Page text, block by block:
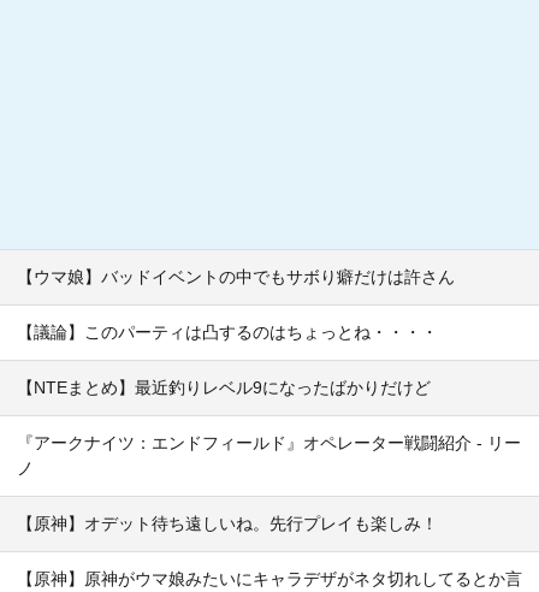
【ウマ娘】バッドイベントの中でもサボり癖だけは許さん
【議論】このパーティは凸するのはちょっとね・・・・
【NTEまとめ】最近釣りレベル9になったばかりだけど
『アークナイツ：エンドフィールド』オペレーター戦闘紹介 - リー
ノ
【原神】オデット待ち遠しいね。先行プレイも楽しみ！
【原神】原神がウマ娘みたいにキャラデザがネタ切れしてるとか言